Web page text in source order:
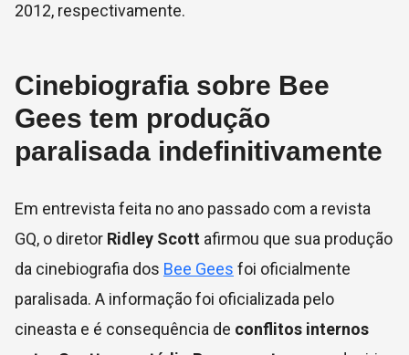
2012, respectivamente.
Cinebiografia sobre Bee
Gees tem produção
paralisada indefinitivamente
Em entrevista feita no ano passado com a revista
GQ, o diretor Ridley Scott afirmou que sua produção
da cinebiografia dos Bee Gees foi oficialmente
paralisada. A informação foi oficializada pelo
cineasta e é consequência de conflitos internos